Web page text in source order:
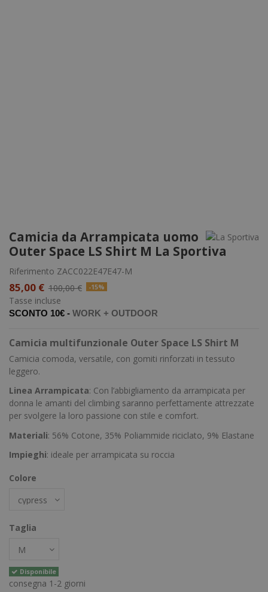
Camicia da Arrampicata uomo
Outer Space LS Shirt M La Sportiva
Riferimento ZACC022E47E47-M
85,00 € 100,00 € -15%
Tasse incluse
SCONTO 10€ - WORK + OUTDOOR
Camicia multifunzionale Outer Space LS Shirt M
Camicia comoda, versatile, con gomiti rinforzati in tessuto
leggero.
Linea Arrampicata: Con l’abbigliamento da arrampicata per
donna le amanti del climbing saranno perfettamente attrezzate
per svolgere la loro passione con stile e comfort.
Materiali: 56% Cotone, 35% Poliammide riciclato, 9% Elastane
Impieghi: ideale per arrampicata su roccia
Colore
Taglia
Disponibile
consegna 1-2 giorni